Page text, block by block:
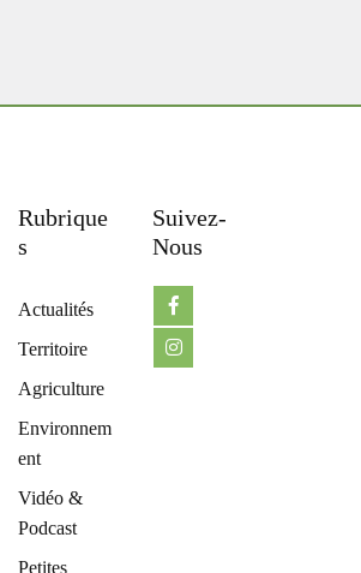
Rubrique
S
Actualités
Territoire
Agriculture
Environnem
ent
Vidéo &
Podcast
Petites
Suivez-
Nous